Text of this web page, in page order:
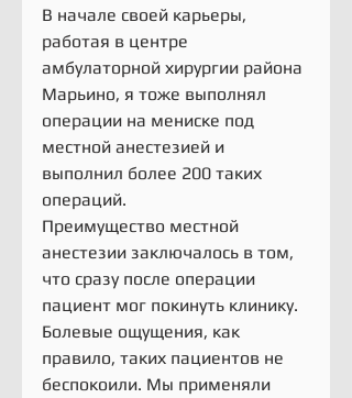
В начале своей карьеры,
работая в центре
амбулаторной хирургии района
Марьино, я тоже выполнял
операции на мениске под
местной анестезией и
выполнил более 200 таких
операций.
Преимущество местной
анестезии заключалось в том,
что сразу после операции
пациент мог покинуть клинику.
Болевые ощущения, как
правило, таких пациентов не
беспокоили. Мы применяли